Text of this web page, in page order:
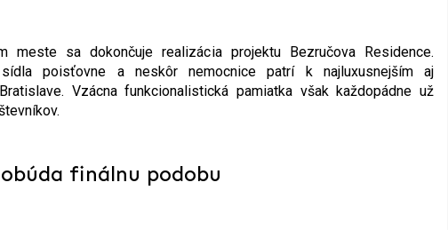
meste sa dokončuje realizácia projektu Bezručova Residence.
poisťovne a neskôr nemocnice patrí k najluxusnejším aj
Vzácna funkcionalistická pamiatka však každopádne už
finálnu podobu